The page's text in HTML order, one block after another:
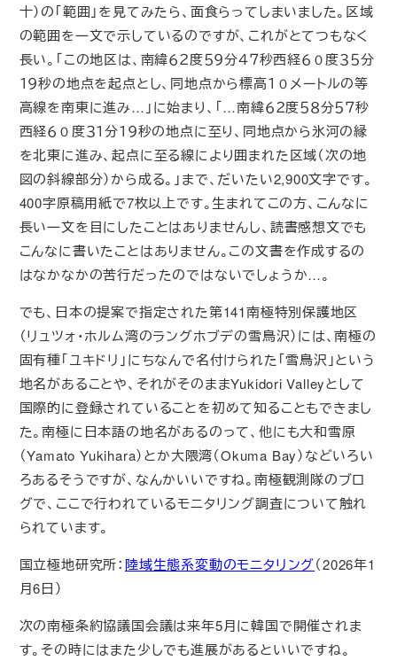
十）の「範囲」を見てみたら、面食らってしまいました。区域
の範囲を一文で示しているのですが、これがとてつもなく
長い。「この地区は、南緯６２度５９分４７秒西経６０度３５分
１９秒の地点を起点とし、同地点から標高１０メートルの等
高線を南東に進み…」に始まり、「…南緯６２度５８分５７秒
西経６０度３１分１９秒の地点に至り、同地点から氷河の縁
を北東に進み、起点に至る線により囲まれた区域（次の地
図の斜線部分）から成る。」まで、だいたい2,900文字です。
400字原稿用紙で7枚以上です。生まれてこの方、こんなに
長い一文を目にしたことはありませんし、読書感想文でも
こんなに書いたことはありません。この文書を作成するの
はなかなかの苦行だったのではないでしょうか…。
でも、日本の提案で指定された第141南極特別保護地区
（リュツォ・ホルム湾のラングホブデの雪鳥沢）には、南極の
固有種「ユキドリ」にちなんで名付けられた「雪鳥沢」という
地名があることや、それがそのままYukidori Valleyとして
国際的に登録されていることを初めて知ることもできまし
た。南極に日本語の地名があるのって、他にも大和雪原
（Yamato Yukihara）とか大隈湾（Okuma Bay）などいろい
ろあるそうですが、なんかいいですね。南極観測隊のブロ
グで、ここで行われているモニタリング調査について触れ
られています。
国立極地研究所：陸域生態系変動のモニタリング（2026年1
月6日）
次の南極条約協議国会議は来年5月に韓国で開催されま
す。その時にはまた少しでも進展があるといいですね。